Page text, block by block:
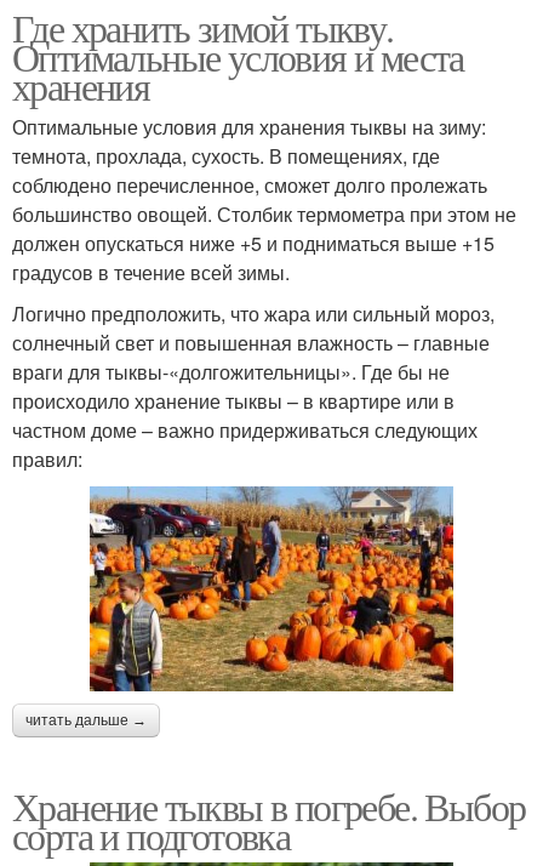
Где хранить зимой тыкву.
Оптимальные условия и места
хранения
Оптимальные условия для хранения тыквы на зиму:
темнота, прохлада, сухость. В помещениях, где
соблюдено перечисленное, сможет долго пролежать
большинство овощей. Столбик термометра при этом не
должен опускаться ниже +5 и подниматься выше +15
градусов в течение всей зимы.
Логично предположить, что жара или сильный мороз,
солнечный свет и повышенная влажность – главные
враги для тыквы-«долгожительницы». Где бы не
происходило хранение тыквы – в квартире или в
частном доме – важно придерживаться следующих
правил:
читать дальше →
Хранение тыквы в погребе. Выбор
сорта и подготовка